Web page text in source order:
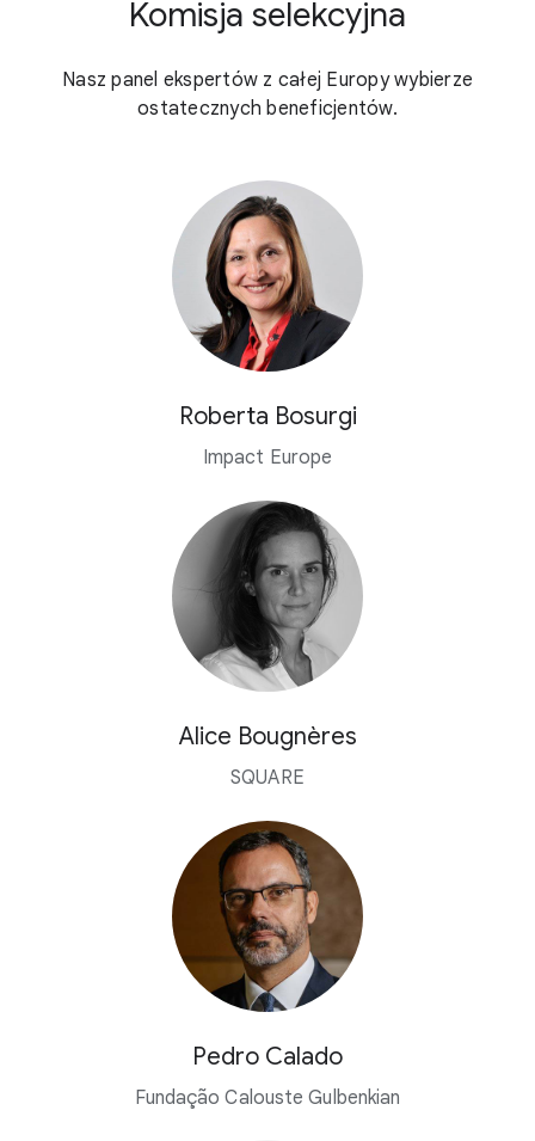
Komisja selekcyjna
Nasz panel ekspertów z całej Europy wybierze
ostatecznych beneficjentów.
Roberta Bosurgi
Impact Europe
Alice Bougnères
SQUARE
Pedro Calado
Fundação Calouste Gulbenkian